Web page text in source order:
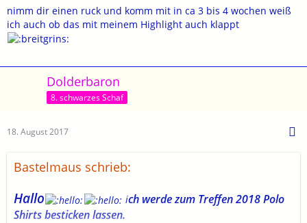
nimm dir einen ruck und komm mit in ca 3 bis 4 wochen weiß
ich auch ob das mit meinem Highlight auch klappt
Dolderbaron
8. schwarzes Schaf
18. August 2017
Bastelmaus schrieb:
Hallo ich werde zum Treffen 2018 Polo
Shirts besticken lassen.